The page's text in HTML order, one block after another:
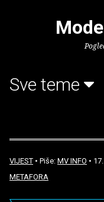
Sve teme
VIJEST • Piše: MV INFO •
METAFORA